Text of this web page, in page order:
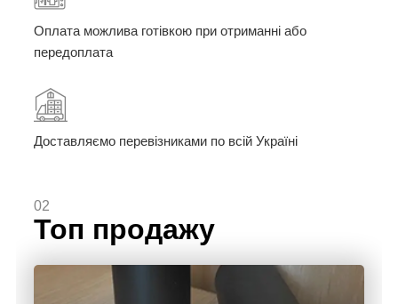
Оплата можлива готівкою при отриманні або
передоплата
Доставляємо перевізниками по всій Україні
02
Топ продажу